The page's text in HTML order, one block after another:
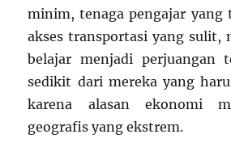
minim, tenaga pengajar yang
akses transportasi yang sulit,
belajar menjadi perjuangan
sedikit dari mereka yang
karena alasan ekonomi
geografis yang ekstrem.